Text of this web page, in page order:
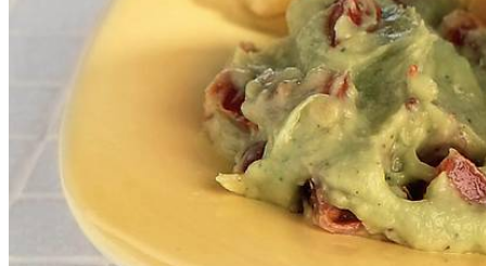
Twentse donkervolkoren bollen